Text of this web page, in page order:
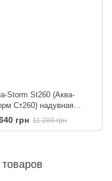
Storm St260 (Аква-
Ст260) надувная
лодка
грн 11 200 грн